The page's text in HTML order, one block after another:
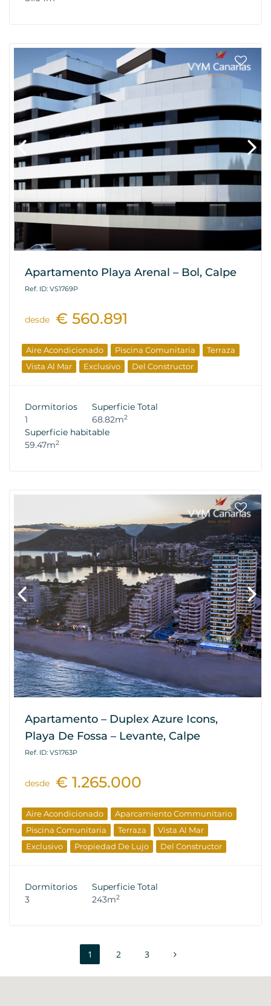
Apartamento Playa Arenal – Bol, Calpe
Ref. ID: VS1769P
desde € 560.891
Aire Acondicionado Piscina Comunitaria
Terraza
Vista Al Mar
Exclusivo Del Constructor
Dormitorios
1
Superficie Total
68.82m2
Superficie habitable
59.47m2
Apartamento – Duplex Azure Icons,
Playa De Fossa – Levante, Calpe
Ref. ID: VS1763P
desde € 1.265.000
Aire Acondicionado
Aparcamiento Communitario
Piscina Comunitaria
Terraza
Vista Al Mar
Exclusivo
Propiedad De Lujo Del Constructor
Dormitorios
3
Superficie Total
243m2
1 2 3